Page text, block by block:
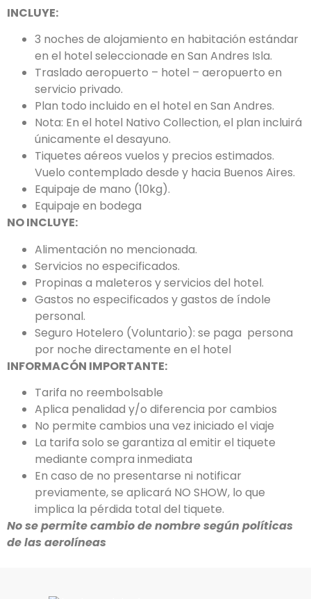
INCLUYE:
3 noches de alojamiento en habitación estándar
en el hotel seleccionade en San Andres Isla.
Traslado aeropuerto – hotel – aeropuerto en
servicio privado.
Plan todo incluido en el hotel en San Andres.
Nota: En el hotel Nativo Collection, el plan incluirá
únicamente el desayuno.
Tiquetes aéreos vuelos y precios estimados.
Vuelo contemplado desde y hacia Buenos Aires.
Equipaje de mano (10kg).
Equipaje en bodega
NO INCLUYE:
Alimentación no mencionada.
Servicios no especificados.
Propinas a maleteros y servicios del hotel.
Gastos no especificados y gastos de índole
personal.
Seguro Hotelero (Voluntario): se paga persona
por noche directamente en el hotel
INFORMACÓN IMPORTANTE:
Tarifa no reembolsable
Aplica penalidad y/o diferencia por cambios
No permite cambios una vez iniciado el viaje
La tarifa solo se garantiza al emitir el tiquete
mediante compra inmediata
En caso de no presentarse ni notificar
previamente, se aplicará NO SHOW, lo que
implica la pérdida total del tiquete.
No se permite cambio de nombre según políticas
de las aerolíneas